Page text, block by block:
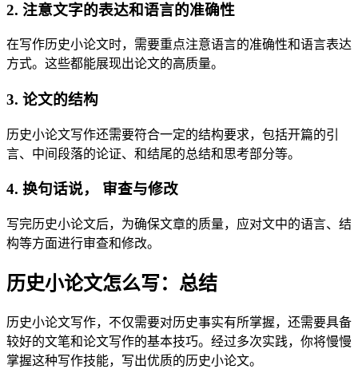
2. 注意文字的表达和语言的准确性
在写作历史小论文时，需要重点注意语言的准确性和语言表达
方式。这些都能展现出论文的高质量。
3. 论文的结构
历史小论文写作还需要符合一定的结构要求，包括开篇的引
言、中间段落的论证、和结尾的总结和思考部分等。
4. 换句话说， 审查与修改
写完历史小论文后，为确保文章的质量，应对文中的语言、结
构等方面进行审查和修改。
历史小论文怎么写：总结
历史小论文写作，不仅需要对历史事实有所掌握，还需要具备
较好的文笔和论文写作的基本技巧。经过多次实践，你将慢慢
掌握这种写作技能，写出优质的历史小论文。